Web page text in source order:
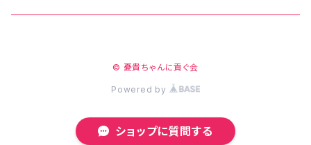
© 憂貴ちゃんに貢ぐ会
Powered by
ショップに質問する